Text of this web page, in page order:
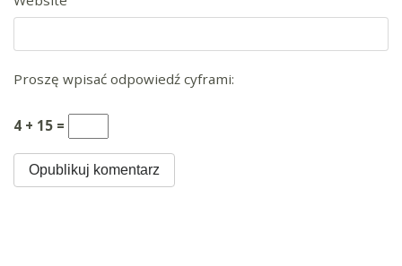
Proszę wpisać odpowiedź cyframi:
4 + 15 =